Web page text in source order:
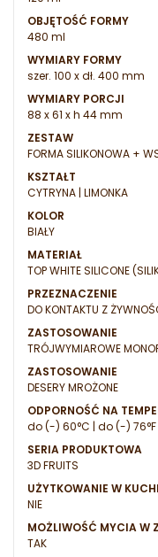
OBJĘTOŚĆ FORMY
480 ml
WYMIARY FORMY
szer. 100 x dł. 400 mm
WYMIARY PORCJI
88 x 61 x h 44 mm
ZESTAW
FORMA SILIKONOWA +
KSZTAŁT
CYTRYNA | LIMONKA
KOLOR
BIAŁY
MATERIAŁ
TOP WHITE SILICONE
PRZEZNACZENIE
DO KONTAKTU Z
ZASTOSOWANIE
TRÓJWYMIAROWE
ZASTOSOWANIE
DESERY MROŻONE
ODPORNOŚĆ NA
do (-) 60°C | do (-) 76°F
SERIA PRODUKTOWA
3D FRUITS
UŻYTKOWANIE W
NIE
MOŻLIWOŚĆ MYCIA W
TAK